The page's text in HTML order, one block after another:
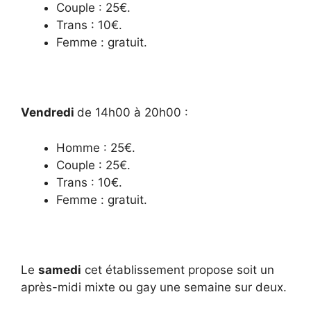
Couple : 25€.
Trans : 10€.
Femme : gratuit.
Vendredi de 14h00 à 20h00 :
Homme : 25€.
Couple : 25€.
Trans : 10€.
Femme : gratuit.
Le samedi cet établissement propose soit un
après-midi mixte ou gay une semaine sur deux.